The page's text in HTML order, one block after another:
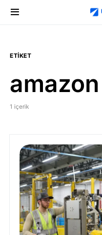
ETIKET
1 içerik